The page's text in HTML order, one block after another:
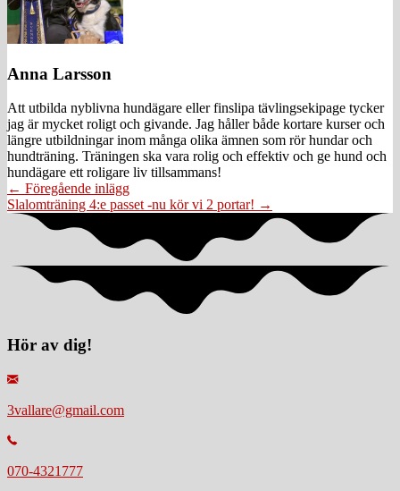
Anna Larsson
Att utbilda nyblivna hundägare eller finslipa tävlingsekipage tycker
jag är mycket roligt och givande. Jag håller både kortare kurser och
längre utbildningar inom många olika ämnen som rör hundar och
hundträning. Träningen ska vara rolig och effektiv och ge hund och
hundägare ett roligare liv tillsammans!
Posts
navigation
← Föregående inlägg
Slalomträning 4:e passet -nu kör vi 2 portar! →
Hör av dig!
3vallare@gmail.com
070-4321777